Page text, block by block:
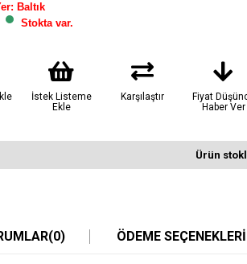
: Baltık
Stokta var.
İstek Listeme
Ekle
Karşılaştır
Fiyat
Haber Ver
Ürün
(0) ÖDEME SEÇENEKLERI